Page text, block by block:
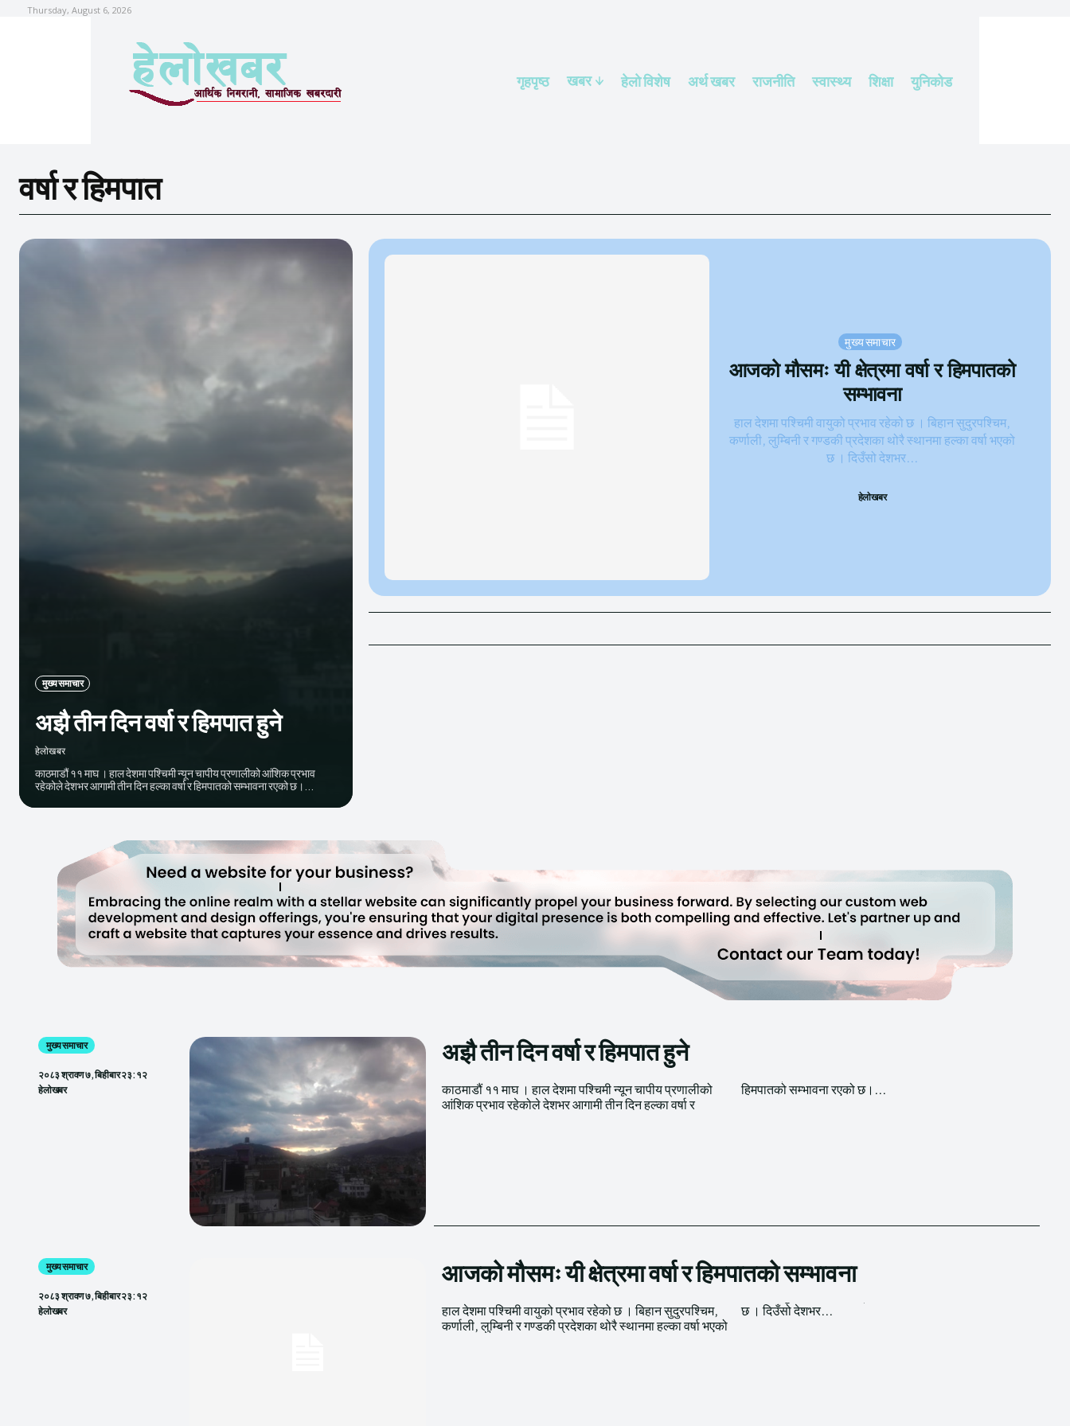
Thursday, August 6, 2026
गृहपृष्ठ खबर हेलाे विशेष अर्थ खबर राजनीति स्वास्थ्य शिक्षा युनिकोड
वर्षा र हिमपात
मुख्य समाचार
अझै तीन दिन वर्षा र हिमपात हुने
हेलाेखबर
काठमाडौं ११ माघ । हाल देशमा पश्चिमी न्यून चापीय प्रणालीको आंशिक प्रभाव
रहेकोले देशभर आगामी तीन दिन हल्का वर्षा र हिमपातको सम्भावना रएको छ।...
मुख्य समाचार
आजको मौसमः यी क्षेत्रमा वर्षा र हिमपातको
सम्भावना
हाल देशमा पश्चिमी वायुको प्रभाव रहेको छ । बिहान सुदुरपश्चिम,
कर्णाली, लुम्बिनी र गण्डकी प्रदेशका थोरै स्थानमा हल्का वर्षा भएको
छ । दिउँसो देशभर...
हेलाेखबर
मुख्य समाचार
२०८३ श्रावण ७, बिहीबार २३:१२
हेलाेखबर
अझै तीन दिन वर्षा र हिमपात हुने
काठमाडौं ११ माघ । हाल देशमा पश्चिमी न्यून चापीय प्रणालीको
आंशिक प्रभाव रहेकोले देशभर आगामी तीन दिन हल्का वर्षा र
हिमपातको सम्भावना रएको छ।...
मुख्य समाचार
२०८३ श्रावण ७, बिहीबार २३:१२
हेलाेखबर
आजको मौसमः यी क्षेत्रमा वर्षा र हिमपातको सम्भावना
हाल देशमा पश्चिमी वायुको प्रभाव रहेको छ । बिहान सुदुरपश्चिम,
कर्णाली, लुम्बिनी र गण्डकी प्रदेशका थोरै स्थानमा हल्का वर्षा भएको
छ । दिउँसो देशभर...